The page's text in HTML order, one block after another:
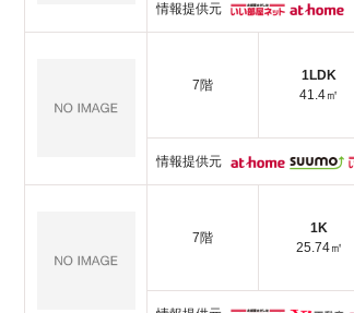
情報提供元
7階
1LDK
41.4㎡
情報提供元
7階
1K
25.74㎡